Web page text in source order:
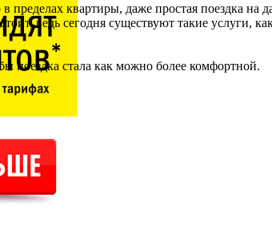
пределах квартиры, даже простая поездка
ведь сегодня существуют такие услуги,
поездка стала как можно более комфортной.